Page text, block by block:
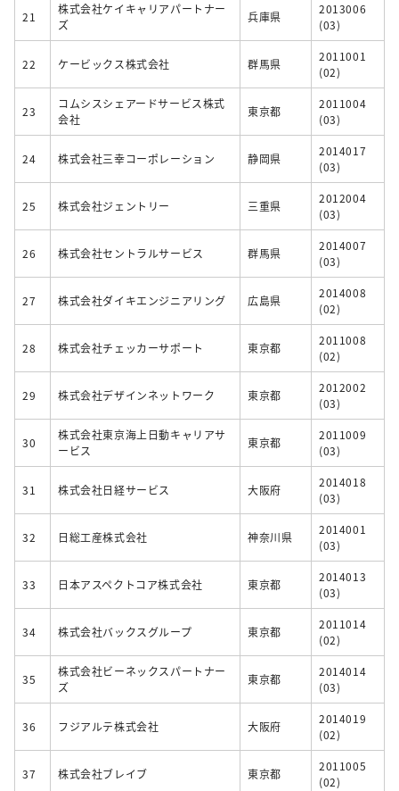
21
株式会社ケイキャリアパートナー
ズ
兵庫県
2013006
(03)
22 ケービックス株式会社 群馬県
2011001
(02)
23
コムシスシェアードサービス株式
会社
東京都
2011004
(03)
24 株式会社三幸コーポレーション 静岡県
2014017
(03)
25 株式会社ジェントリー 三重県
2012004
(03)
26 株式会社セントラルサービス 群馬県
2014007
(03)
27 株式会社ダイキエンジニアリング 広島県
2014008
(02)
28 株式会社チェッカーサポート 東京都
2011008
(02)
29 株式会社デザインネットワーク 東京都
2012002
(03)
30
株式会社東京海上日動キャリアサ
ービス
東京都
2011009
(03)
31 株式会社日経サービス 大阪府
2014018
(03)
32 日総工産株式会社 神奈川県
2014001
(03)
33 日本アスペクトコア株式会社 東京都
2014013
(03)
34 株式会社バックスグループ 東京都
2011014
(02)
35
株式会社ビーネックスパートナー
ズ
東京都
2014014
(03)
36 フジアルテ株式会社 大阪府
2014019
(02)
37 株式会社ブレイブ 東京都
2011005
(02)